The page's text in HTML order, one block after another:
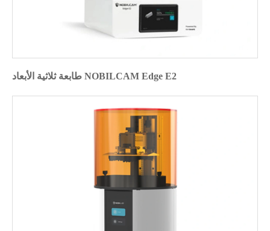
طابعة ثلاثية الأبعاد NOBILCAM Edge E2